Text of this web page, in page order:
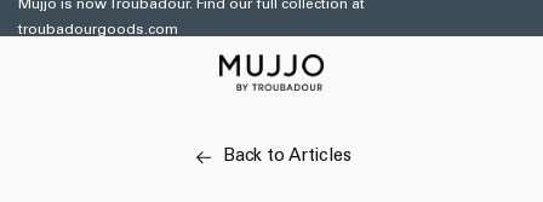
et
passer
Mujjo is now Troubadour. Find our full collection at
troubadourgoods.com
Back to Articles